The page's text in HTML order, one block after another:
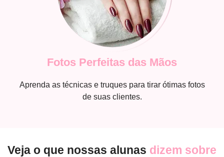
Fotos Perfeitas das Mãos
Aprenda as técnicas e truques para tirar ótimas fotos
de suas clientes.
Veja o que nossas alunas dizem sobre